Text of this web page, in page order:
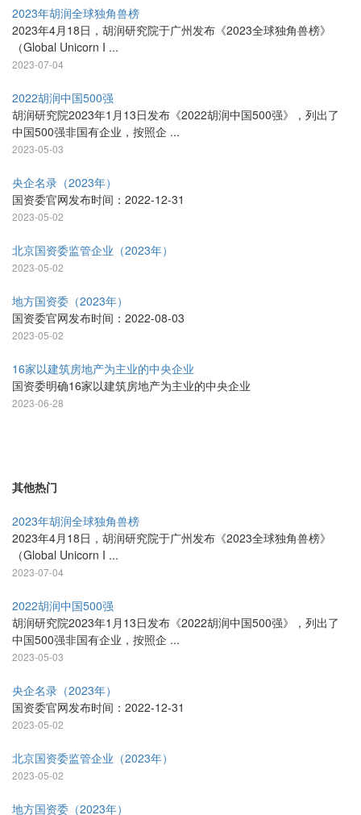
2023年胡润全球独角兽榜
2023年4月18日，胡润研究院于广州发布《2023全球独角兽榜》
（Global Unicorn I ...
2023-07-04
2022胡润中国500强
胡润研究院2023年1月13日发布《2022胡润中国500强》，列出了
中国500强非国有企业，按照企 ...
2023-05-03
央企名录（2023年）
国资委官网发布时间：2022-12-31
2023-05-02
北京国资委监管企业（2023年）
2023-05-02
地方国资委（2023年）
国资委官网发布时间：2022-08-03
2023-05-02
16家以建筑房地产为主业的中央企业
国资委明确16家以建筑房地产为主业的中央企业
2023-06-28
其他热门
2023年胡润全球独角兽榜
2023年4月18日，胡润研究院于广州发布《2023全球独角兽榜》
（Global Unicorn I ...
2023-07-04
2022胡润中国500强
胡润研究院2023年1月13日发布《2022胡润中国500强》，列出了
中国500强非国有企业，按照企 ...
2023-05-03
央企名录（2023年）
国资委官网发布时间：2022-12-31
2023-05-02
北京国资委监管企业（2023年）
2023-05-02
地方国资委（2023年）